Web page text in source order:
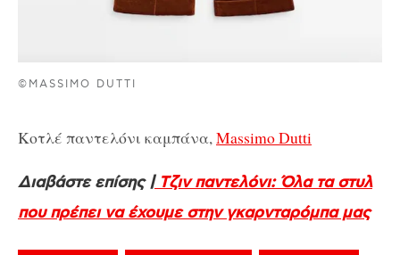
©MASSIMO DUTTI
Κοτλέ παντελόνι καμπάνα, Massimo Dutti
Διαβάστε επίσης |Τζιν παντελόνι: Όλα τα στυλ
που πρέπει να έχουμε στην γκαρνταρόμπα μας